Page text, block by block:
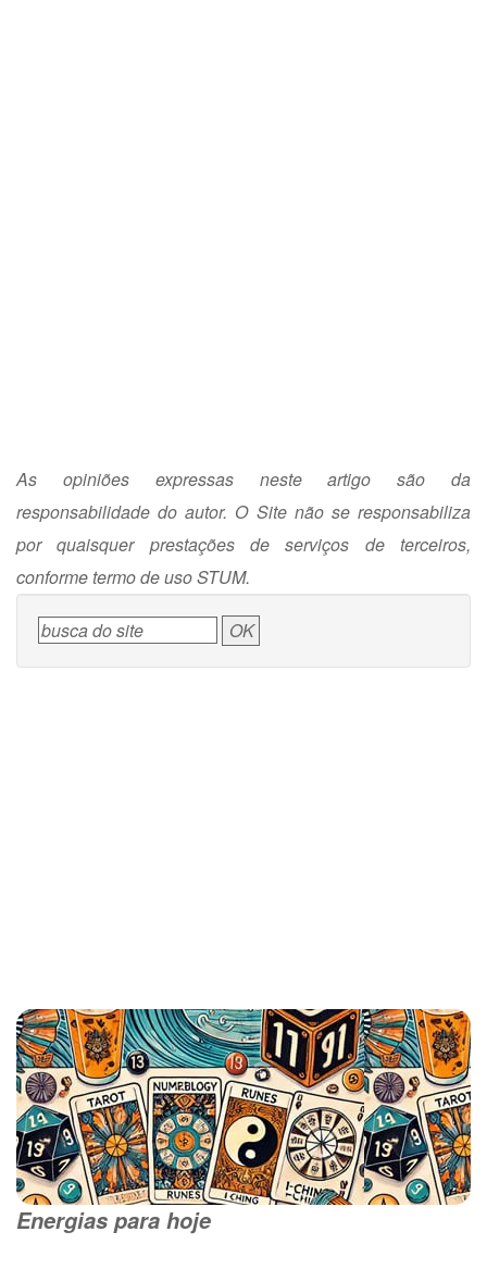
As opiniões expressas neste artigo são da
responsabilidade do autor. O Site não se responsabiliza
por quaisquer prestações de serviços de terceiros,
conforme termo de uso STUM.
Energias para hoje